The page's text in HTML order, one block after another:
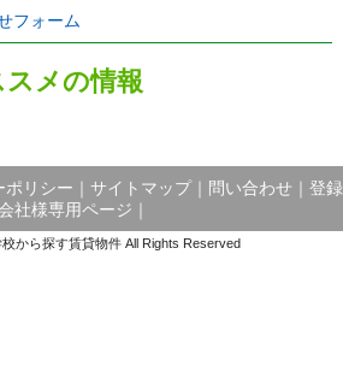
フォーム
メの情報
ポリシー サイトマップ｜ 問い合わせ
登録
社様専用ページ
から探す賃貸物件 All Rights Reserved